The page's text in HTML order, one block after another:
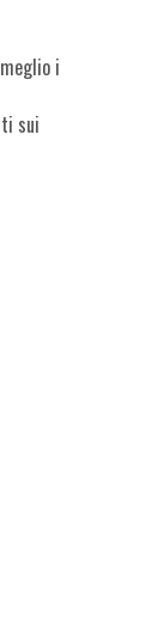
i
sui